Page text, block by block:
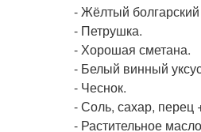
- Жёлтый
- Петрушка.
- Хорошая сметана.
- Белый винный
- Чеснок.
- Соль, сахар, перец
- Растительное